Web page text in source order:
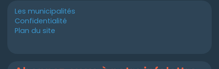
Les municipalités
Confidentialité
Plan du site